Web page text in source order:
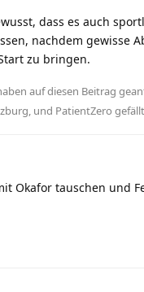
dass es auch
nachdem gewisse
zu bringen.
auf diesen Beitrag
, und PatientZero
Okafor tauschen und